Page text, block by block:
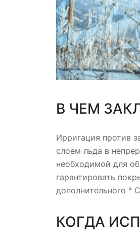
В ЧЕМ
Ирригация против
слоем льда в
необходимой для
гарантировать
дополнительного °
КОГДА